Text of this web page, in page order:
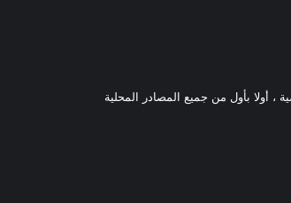
، أولا بأول من جميع المصادر المحلية